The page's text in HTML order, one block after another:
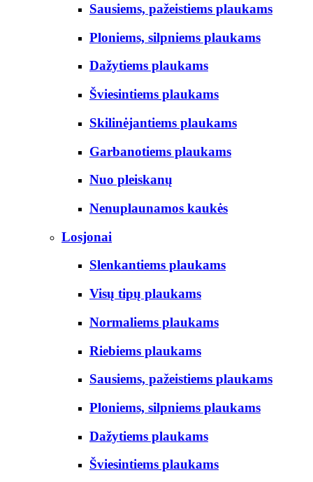
Sausiems, pažeistiems plaukams
Ploniems, silpniems plaukams
Dažytiems plaukams
Šviesintiems plaukams
Skilinėjantiems plaukams
Garbanotiems plaukams
Nuo pleiskanų
Nenuplaunamos kaukės
Losjonai
Slenkantiems plaukams
Visų tipų plaukams
Normaliems plaukams
Riebiems plaukams
Sausiems, pažeistiems plaukams
Ploniems, silpniems plaukams
Dažytiems plaukams
Šviesintiems plaukams